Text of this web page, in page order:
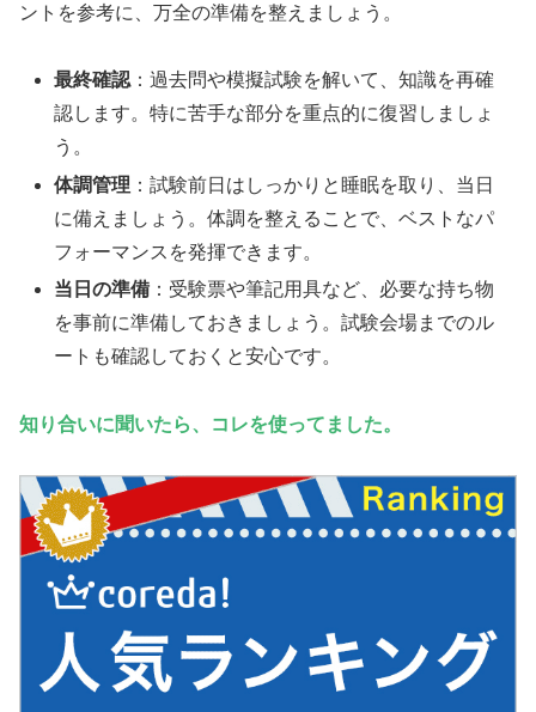
ントを参考に、万全の準備を整えましょう。
最終確認 ：過去問や模擬試験を解いて、知識を再確
認します。特に苦手な部分を重点的に復習しましょ
う。
体調管理 ：試験前日はしっかりと睡眠を取り、当日
に備えましょう。体調を整えることで、ベストなパ
フォーマンスを発揮できます。
当日の準備 ：受験票や筆記用具など、必要な持ち物
を事前に準備しておきましょう。試験会場までのル
ートも確認しておくと安心です。
知り合いに聞いたら、コレを使ってました。